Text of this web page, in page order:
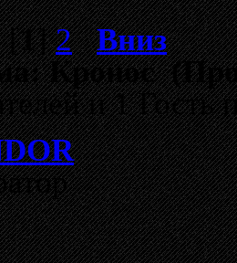
[1]2
Вниз
Кронос
и 1 Гость